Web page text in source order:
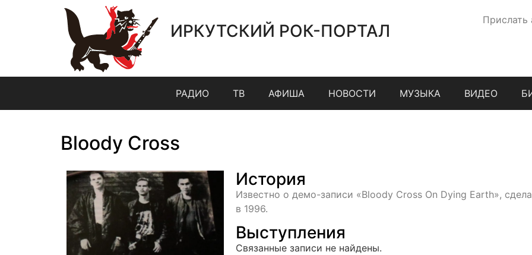
ИРКУТСКИЙ РОК-ПОРТАЛ
Прислать
РАДИО ТВ АФИША НОВОСТИ МУЗЫКА ВИДЕО
Bloody Cross
История
Известно о демо-записи «Bloody Cross On Dying Earth»,
в 1996.
Выступления
Связанные записи не найдены.